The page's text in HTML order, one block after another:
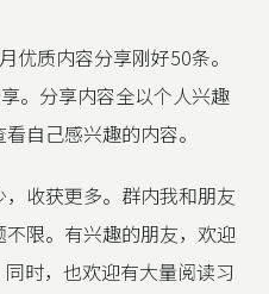
优质内容分享刚好50条。
。分享内容全以个人兴趣
自己感兴趣的内容。
收获更多。群内我和朋友
限。有兴趣的朋友，欢迎
时，也欢迎有大量阅读习